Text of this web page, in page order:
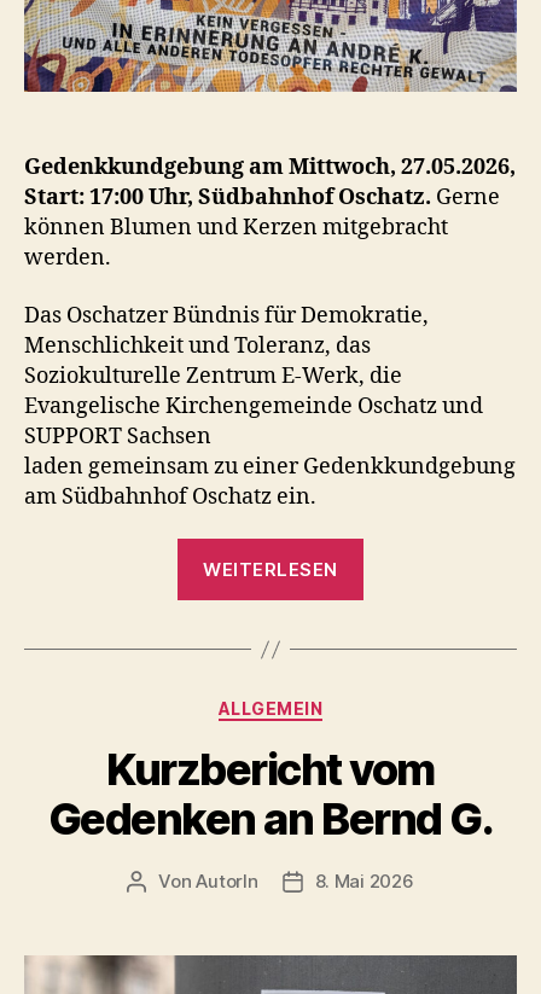
Gedenkkundgebung am Mittwoch, 27.05.2026,
Start: 17:00 Uhr, Südbahnhof Oschatz. Gerne
können Blumen und Kerzen mitgebracht
werden.
Das Oschatzer Bündnis für Demokratie,
Menschlichkeit und Toleranz, das
Soziokulturelle Zentrum E-Werk, die
Evangelische Kirchengemeinde Oschatz und
SUPPORT Sachsen
laden gemeinsam zu einer Gedenkkundgebung
am Südbahnhof Oschatz ein.
WEITERLESEN
Kein
an
André
und
Opfer
Kategorien
ALLGEMEIN
Kurzbericht vom
Gedenken an Bernd G.
Beitragsautor
VonAutorIn Veröffentlichungsdatum
8. Mai 2026